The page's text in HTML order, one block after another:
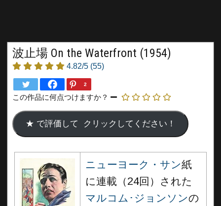
波止場 On the Waterfront (1954)
4.82/5 (55)
2
この作品に何点つけますか？
ニューヨーク・サン紙
に連載（24回）された
マルコム･ジョン ソンの